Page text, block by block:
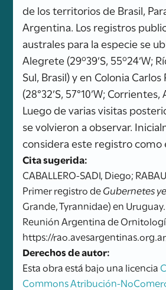
de los territorios de Brasil,
Argentina. Los registros
australes para la especie se
Alegrete (29º39’S, 55º24’W;
Sul, Brasil) y en Colonia
(28°32’S, 57°10’W;
Luego de varias visitas
se volvieron a observar.
considera este registro como
Cita sugerida:
CABALLERO-SADI, Diego;
Primer registro deGubernetes
Grande, Tyrannidae) en Uruguay.
Reunión Argentina de
https://
Derechos de autor:
Esta obra está bajo una licencia
Commons Atribución-